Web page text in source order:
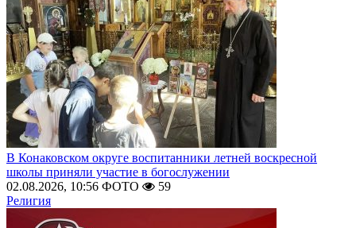
В Конаковском округе воспитанники летней воскресной
школы приняли участие в богослужении
02.08.2026, 10:56 ФОТО
59
Религия